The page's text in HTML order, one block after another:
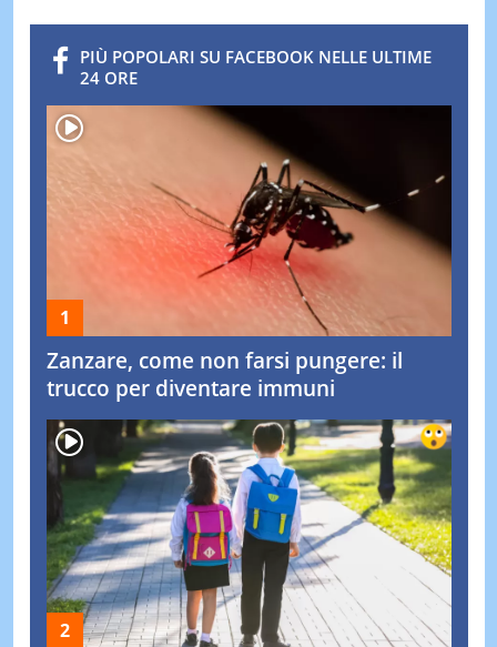
PIÙ POPOLARI SU FACEBOOK NELLE ULTIME
24 ORE
Zanzare, come non farsi pungere: il
trucco per diventare immuni